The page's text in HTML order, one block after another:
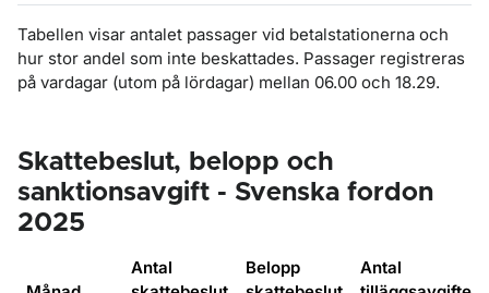
Tabellen visar antalet passager vid betalstationerna och
hur stor andel som inte beskattades. Passager registreras
på vardagar (utom på lördagar) mellan 06.00 och 18.29.
Skattebeslut, belopp och
sanktionsavgift - Svenska fordon
2025
Antal
Belopp
Antal